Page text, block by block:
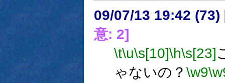
09/07/13 19:42 (73)
意: 2]
\t\u\s[10]\h\s[23]
ゃないの？ \w9